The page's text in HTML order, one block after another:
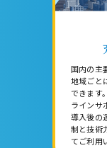
国内の主
地域ごと
できます
ラインサ
導入後の
制と技術
てご利用